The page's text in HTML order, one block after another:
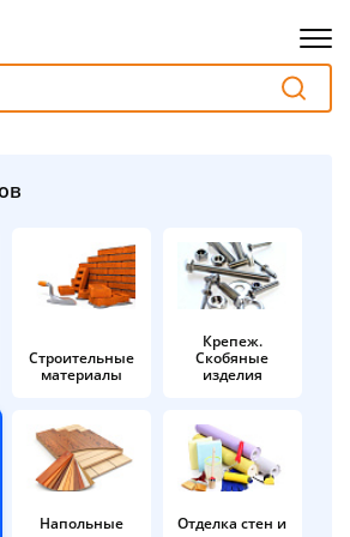
Строительные
материалы
Крепеж.
Скобяные
изделия
Напольные
Отделка стен и